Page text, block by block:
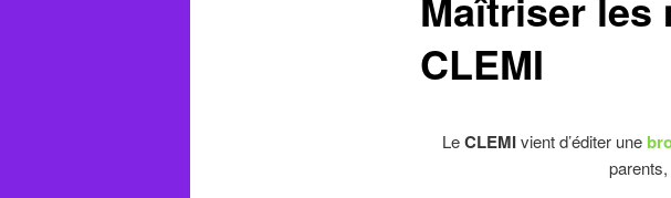
CLEMI
LeCLEMIvient d’éditer une